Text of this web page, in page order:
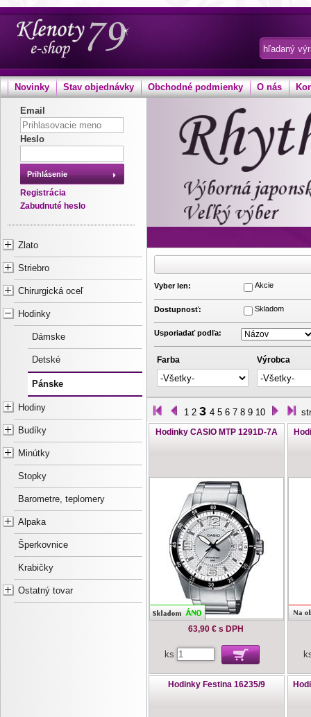
Novinky Stav objednávky Obchodné podmienky O nás
Email
Heslo
Prihlásenie
Registrácia
Zabudnuté heslo
Zlato
Striebro
Chirurgická oceľ
Hodinky
Dámske
Detské
Pánske
Hodiny
Budíky
Minútky
Stopky
Barometre, teplomery
Alpaka
Šperkovnice
Krabičky
Ostatný tovar
Vyber len: Akcie
Dostupnosť: Skladom
Usporiadať podľa:
Farba Výrobca
1 2 3 4 5 6 7 8 9 10
Hodinky CASIO MTP 1291D-7A
63,90 € s DPH
ks
Hodinky Festina 16235/9